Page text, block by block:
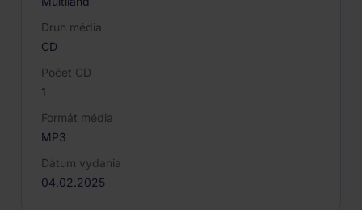
Druh média
CD
Počet CD
1
Formát média
MP3
Dátum vydania
04.02.2025